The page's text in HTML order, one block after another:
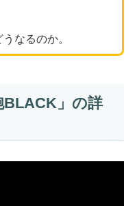
なるのか。
」の詳